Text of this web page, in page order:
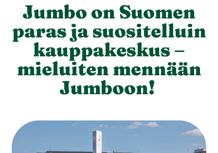
Jumbo on Suomen
paras ja suositelluin
kauppakeskus –
mieluiten mennään
Jumboon!